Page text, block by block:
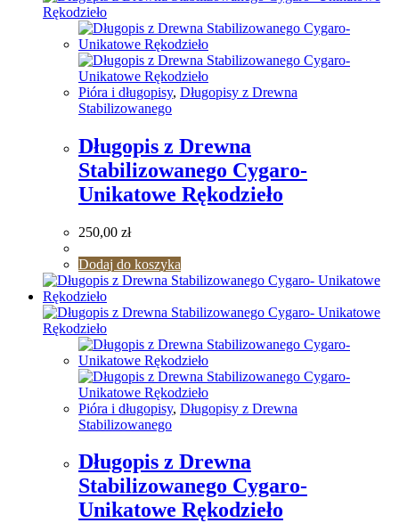
Pióra i długopisy, Długopisy z Drewna
Stabilizowanego
Długopis z Drewna
Stabilizowanego Cygaro-
Unikatowe Rękodzieło
250,00 zł
Dodaj do koszyka
Pióra i długopisy, Długopisy z Drewna
Stabilizowanego
Długopis z Drewna
Stabilizowanego Cygaro-
Unikatowe Rękodzieło